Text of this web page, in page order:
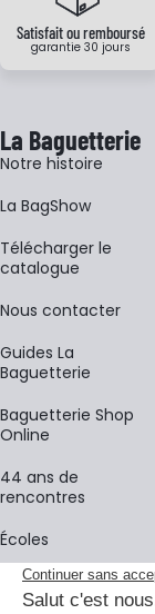
Satisfait ou remboursé
garantie 30 jours
La Baguetterie
Notre histoire
La BagShow
​Télécharger le
catalogue
Nous contacter
Guides La
Baguetterie
Baguetterie Shop
Online
44 ans de
rencontres
Écoles
La newsletter
Adresse e-mail